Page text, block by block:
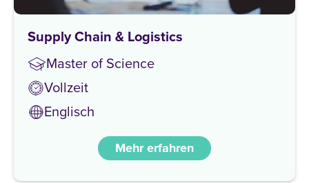
Supply Chain & Logistics
Master of Science
Vollzeit
Englisch
Mehr erfahren